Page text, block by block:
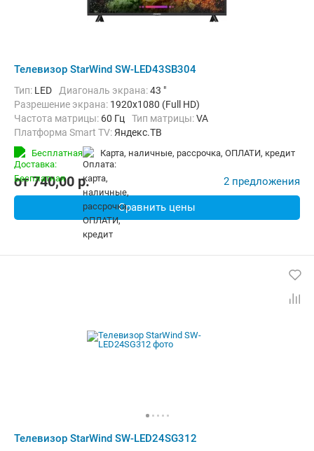
Телевизор StarWind SW-LED43SB304
Тип: LED Диагональ экрана:43 "
Разрешение экрана: 1920x1080 (Full HD)
Частота матрицы: 60 Гц Тип матрицы:VA
Платформа Smart TV: Яндекс.ТВ
Беспроводные интерфейсы:
Бесплатная карта, наличные, рассрочка, ОПЛАТИ, кредит
от740,00 p. 2 предложения
Сравнить цены
Телевизор StarWind SW-LED24SG312